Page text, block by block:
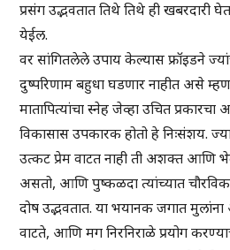
प्रसंग उद्भवतात तिथे तिथे ही
येईल.
वर सांगितलेले उपाय केल्यास फ्रॉइडने
दुष्परिणाम बहुधा घडणार नाहीत असे
मातापित्यांचा स्नेह जेव्हा उचित प्रकारचा
विकासास उपकारक होतो हे निःसंशय.
उत्कट प्रेम वाटत नाही ती अशक्त आणि
असतो, आणि पुष्कळदा त्यांच्यात
दोष उद्भवतात. या भयानक जगात मुलांना
वाटते, आणि मग निरनिराळे प्रयोग